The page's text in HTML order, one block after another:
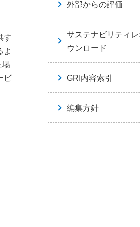
す
よ
場
ビ
外部からの評価
サステナビリティ
ウンロード
GRI内容索引
編集方針